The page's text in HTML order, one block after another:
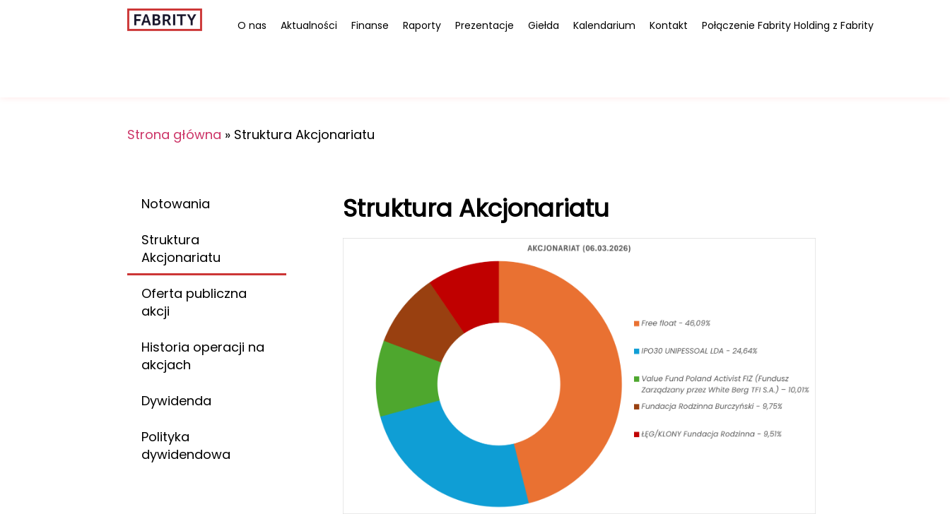
O nas Aktualności Finanse Raporty Prezentacje Giełda Kalendarium Kontakt Połączenie Fabrity Holding z Fabrity
Strona główna » Struktura Akcjonariatu
Notowania
Struktura
Akcjonariatu
Oferta publiczna
akcji
Historia operacji na
akcjach
Dywidenda
Polityka
dywidendowa
Struktura Akcjonariatu